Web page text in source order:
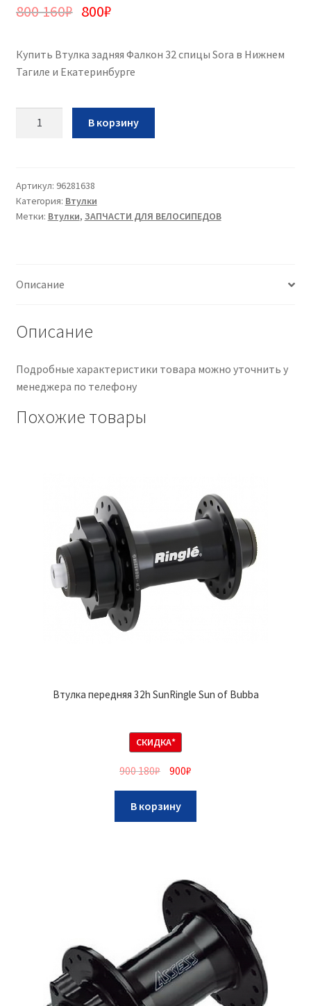
800 160₽ 800₽
Купить Втулка задняя Фалкон 32 спицы Sora в Нижнем
Тагиле и Екатеринбурге
32
спицы
Sora
В корзину
Артикул: 96281638
Категория: Втулки
Метки: Втулки, ЗАПЧАСТИ ДЛЯ ВЕЛОСИПЕДОВ
Описание
Описание
Подробные характеристики товара можно уточнить у
менеджера по телефону
Похожие товары
Втулка передняя 32h SunRingle Sun of Bubba
СКИДКА*
900 180₽ 900₽
В корзину